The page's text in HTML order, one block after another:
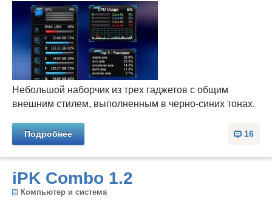
Небольшой наборчик из трех гаджетов с общим
внешним стилем, выполненным в черно-синих тонах.
16
Подробнее
iPK Combo 1.2
Компьютер и система